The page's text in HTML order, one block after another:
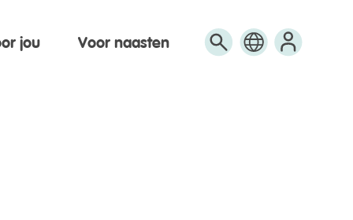
jou Voor naasten